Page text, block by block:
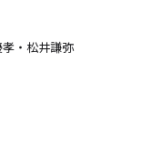
・松井謙弥